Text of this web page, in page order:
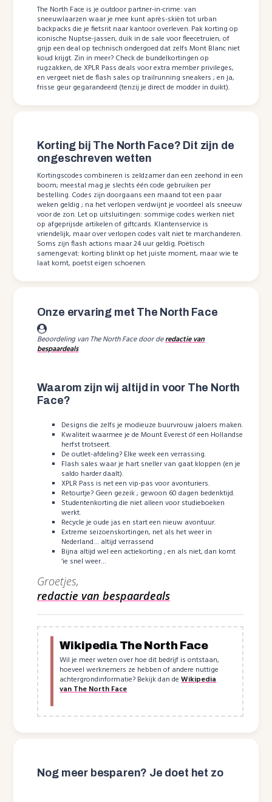
The North Face is je outdoor partner-in-crime: van
sneeuwlaarzen waar je mee kunt après-skiën tot urban
backpacks die je fietsrit naar kantoor overleven. Pak korting op
iconische Nuptse-jassen, duik in de sale voor fleecetruien, of
grijp een deal op technisch ondergoed dat zelfs Mont Blanc niet
koud krijgt. Zin in meer? Check de bundelkortingen op
rugzakken, de XPLR Pass deals voor extra member privileges,
en vergeet niet de flash sales op trailrunning sneakers ; en ja,
frisse geur gegarandeerd (tenzij je direct de modder in duikt).
Korting bij The North Face? Dit zijn de
ongeschreven wetten
Kortingscodes combineren is zeldzamer dan een zeehond in een
boom; meestal mag je slechts één code gebruiken per
bestelling. Codes zijn doorgaans een maand tot een paar
weken geldig ; na het verlopen verdwijnt je voordeel als sneeuw
voor de zon. Let op uitsluitingen: sommige codes werken niet
op afgeprijsde artikelen of giftcards. Klantenservice is
vriendelijk, maar over verlopen codes valt niet te marchanderen.
Soms zijn flash actions maar 24 uur geldig. Poëtisch
samengevat: korting blinkt op het juiste moment, maar wie te
laat komt, poetst eigen schoenen.
Onze ervaring met The North Face
Beoordeling van The North Face door deredactie van
bespaardeals
Waarom zijn wij altijd in voor The North
Face?
Designs die zelfs je modieuze buurvrouw jaloers maken.
Kwaliteit waarmee je de Mount Everest óf een Hollandse
herfst trotseert.
De outlet-afdeling? Elke week een verrassing.
Flash sales waar je hart sneller van gaat kloppen (en je
saldo harder daalt).
XPLR Pass is net een vip-pas voor avonturiers.
Retourtje? Geen gezeik ; gewoon 60 dagen bedenktijd.
Studentenkorting die niet alleen voor studieboeken
werkt.
Recycle je oude jas en start een nieuw avontuur.
Extreme seizoenskortingen, net als het weer in
Nederland… altijd verrassend
Bijna altijd wel een actiekorting ; en als niet, dan komt
‘ie snel weer…
Groetjes,
redactie van bespaardeals
Wikipedia The North Face
Wil je meer weten over hoe dit bedrijf is ontstaan,
hoeveel werknemers ze hebben of andere nuttige
achtergrondinformatie? Bekijk dan deWikipedia
van The North Face
Nog meer besparen? Je doet het zo